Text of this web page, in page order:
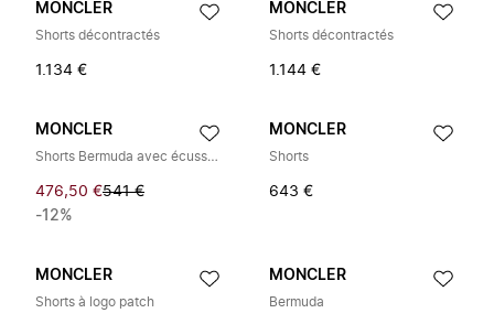
MONCLER
Shorts décontractés
1.134 €
MONCLER
Shorts décontractés
1.144 €
MONCLER
Shorts Bermuda avec écusson logo
476,50 €541 €
-12%
MONCLER
Shorts
643 €
MONCLER
Shorts à logo patch
MONCLER
Bermuda